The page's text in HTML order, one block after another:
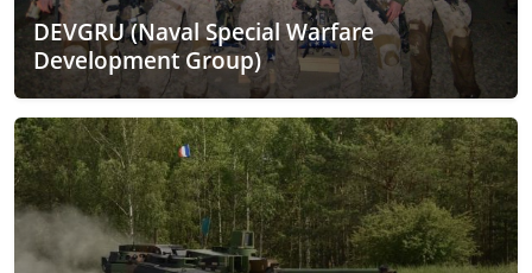
DEVGRU (Naval Special Warfare
Development Group)